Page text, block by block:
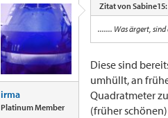
irma
Platinum Member
Zitat von Sabine15:
....... Was ärgert,
Diese sind
umhüllt, an
Quadratmeter
(früher